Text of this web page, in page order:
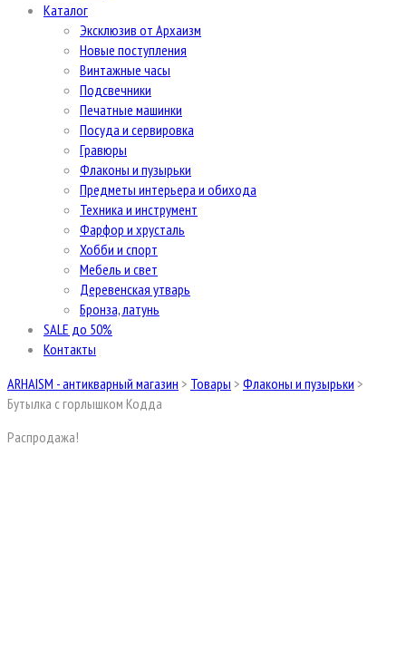
Каталог
Эксклюзив от Архаизм
Новые поступления
Винтажные часы
Подсвечники
Печатные машинки
Посуда и сервировка
Гравюры
Флаконы и пузырьки
Предметы интерьера и обихода
Техника и инструмент
Фарфор и хрусталь
Хобби и спорт
Мебель и свет
Деревенская утварь
Бронза, латунь
SALE до 50%
Контакты
ARHAISM - антикварный магазин > Товары > Флаконы и пузырьки >
Бутылка с горлышком Кодда
Распродажа!